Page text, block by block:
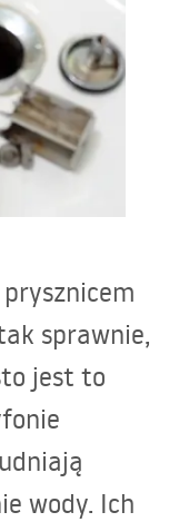
sprawnie,
jest to
wody. Ich